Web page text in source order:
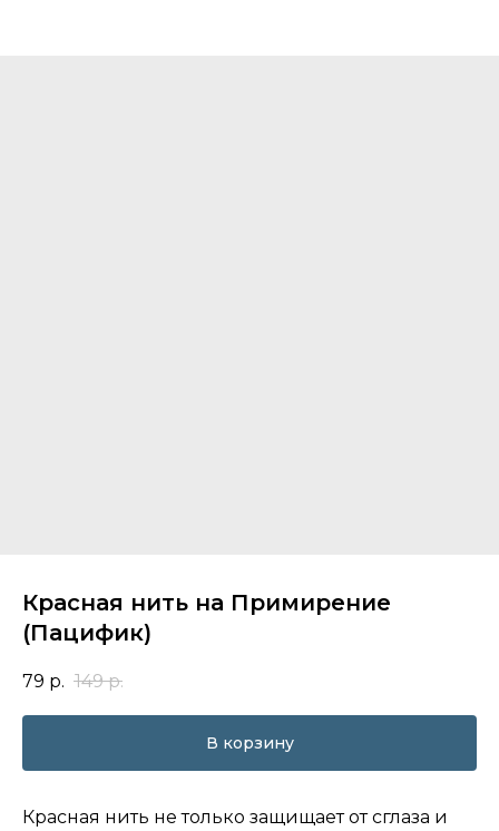
Красная нить на Примирение
(Пацифик)
79 р. 149 р.
В корзину
Красная нить не только защищает от сглаза и